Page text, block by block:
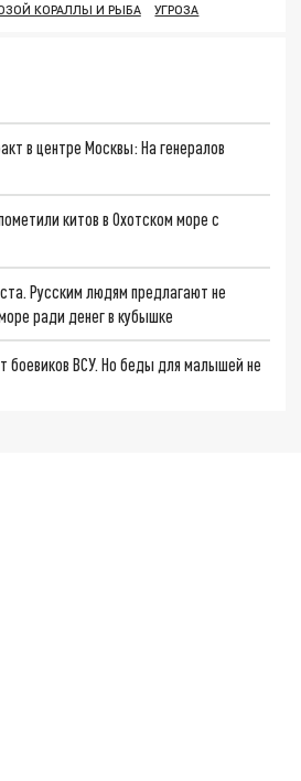
КОРАЛЛЫ И РЫБА УГРОЗА
в центре Москвы: На генералов
китов в Охотском море с
Русским людям предлагают не
ради денег в кубышке
боевиков ВСУ. Но беды для малышей не